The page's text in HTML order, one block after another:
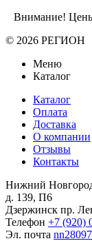
Внимание! Цены
© 2026 РЕГИОН
Меню
Каталог
Каталог
Оплата
Доставка
О компании
Отзывы
Контакты
Нижний
д. 139, П6
Дзержинск пр.
Телефон +7 (920)
Эл. почта